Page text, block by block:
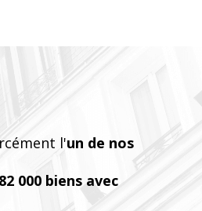
l'un de nos
000 biens avec